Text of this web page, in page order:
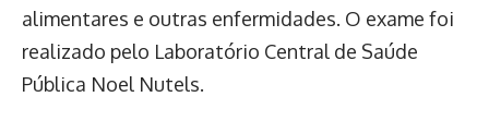
alimentares e outras enfermidades. O exame foi
realizado pelo Laboratório Central de Saúde
Pública Noel Nutels.